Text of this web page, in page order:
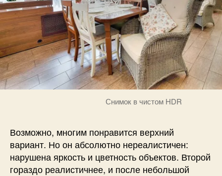
Снимок в чистом HDR
Возможно, многим понравится верхний
вариант. Но он абсолютно нереалистичен:
нарушена яркость и цветность объектов. Второй
гораздо реалистичнее, и после небольшой